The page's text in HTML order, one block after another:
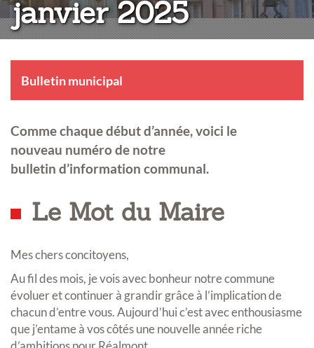
janvier 2025
Bulletin municipal
Comme chaque début d’année, voici le
nouveau numéro de notre
bulletin d’information communal.
Le Mot du Maire
Mes chers concitoyens,
Au fil des mois, je vois avec bonheur notre commune
évoluer et continuer à grandir grâce à l’implication de
chacun d’entre vous. Aujourd’hui c’est avec enthousiasme
que j’entame à vos côtés une nouvelle année riche